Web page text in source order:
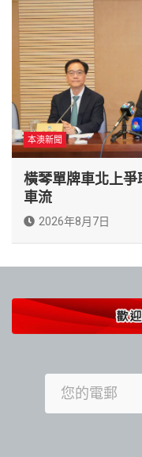
本澳新聞
橫琴單牌車北上
車流
2026年8月7日